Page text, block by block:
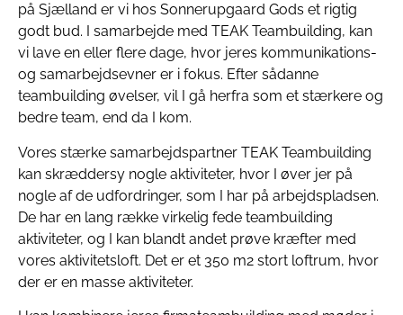
på Sjælland er vi hos Sonnerupgaard Gods et rigtig
godt bud. I samarbejde med TEAK Teambuilding, kan
vi lave en eller flere dage, hvor jeres kommunikations-
og samarbejdsevner er i fokus. Efter sådanne
teambuilding øvelser, vil I gå herfra som et stærkere og
bedre team, end da I kom.
Vores stærke samarbejdspartner TEAK Teambuilding
kan skræddersy nogle aktiviteter, hvor I øver jer på
nogle af de udfordringer, som I har på arbejdspladsen.
De har en lang række virkelig fede teambuilding
aktiviteter, og I kan blandt andet prøve kræfter med
vores aktivitetsloft. Det er et 350 m2 stort loftrum, hvor
der er en masse aktiviteter.